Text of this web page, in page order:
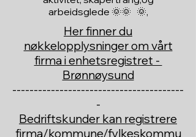
arbeidsglede 🌞🌞 🌞,
Her finner du
nøkkelopplysninger om vårt
firma i enhetsregistret -
Brønnøysund
----------------------------------------
-
Bedriftskunder kan registrere
firma/kommune/fylkeskommu